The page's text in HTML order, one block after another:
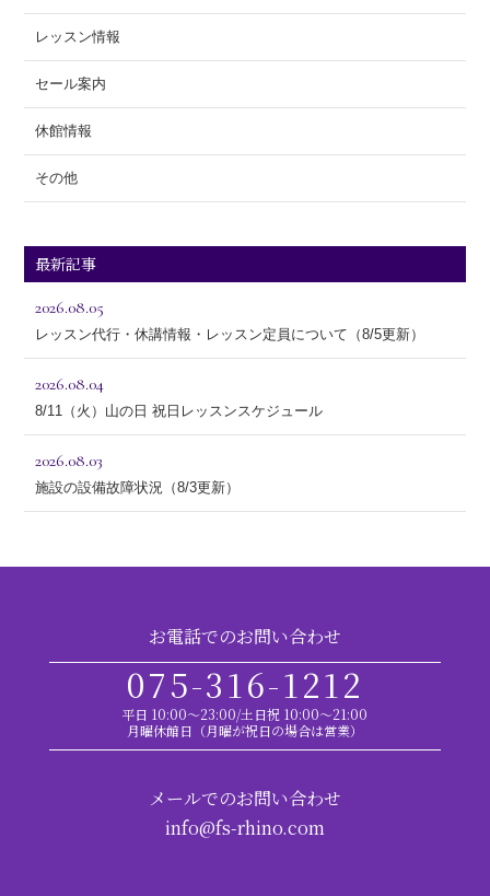
レッスン情報
セール案内
休館情報
その他
最新記事
2026.08.05
レッスン代行・休講情報・レッスン定員について（8/5更新）
2026.08.04
8/11（火）山の日 祝日レッスンスケジュール
2026.08.03
施設の設備故障状況（8/3更新）
お電話でのお問い合わせ
075-316-1212
平日 10:00～23:00/土日祝 10:00～21:00
月曜休館日（月曜が祝日の場合は営業）
メールでのお問い合わせ
info@fs-rhino.com